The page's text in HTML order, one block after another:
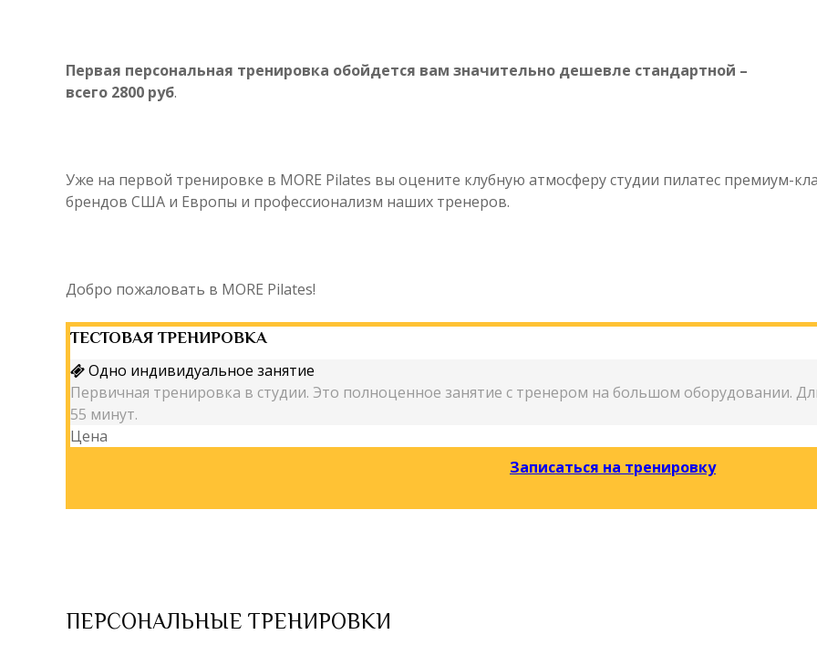
Первая персональная тренировка обойдется вам значительно дешевле стандартной –
всего 2800 руб.
Уже на первой тренировке в MORE Pilates вы оцените клубную атмосферу студии пилатес премиум-
брендов США и Европы и профессионализм наших тренеров.
Добро пожаловать в MORE Pilates!
ТЕСТОВАЯ ТРЕНИРОВКА
Одно индивидуальное занятие
Первичная тренировка в студии. Это полноценное занятие с тренером на большом оборудовании.
55 минут.
Цена
Записаться на тренировку
ПЕРСОНАЛЬНЫЕ ТРЕНИРОВКИ